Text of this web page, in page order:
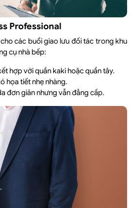
Professional
các buổi giao lưu đối tác trong khu
cụ nhà bếp:
hợp với quần kaki hoặc quần tây.
họa tiết nhẹ nhàng.
đơn giản nhưng vẫn đẳng cấp.